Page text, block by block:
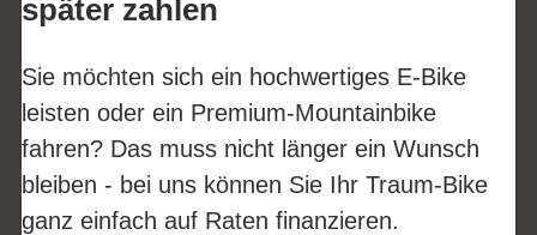
später zahlen
Sie möchten sich ein hochwertiges E-Bike
leisten oder ein Premium-Mountainbike
fahren? Das muss nicht länger ein Wunsch
bleiben - bei uns können Sie Ihr Traum-Bike
ganz einfach auf Raten finanzieren.